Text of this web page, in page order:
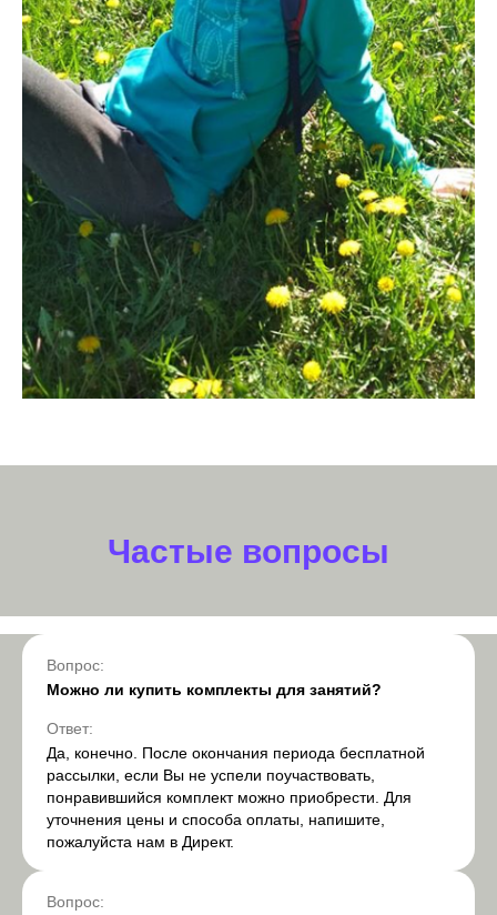
Частые вопросы
Вопрос:
Можно ли купить комплекты для занятий?
Ответ:
Да, конечно. После окончания периода бесплатной
рассылки, если Вы не успели поучаствовать,
понравившийся комплект можно приобрести. Для
уточнения цены и способа оплаты, напишите,
пожалуйста нам в Директ.
Вопрос: